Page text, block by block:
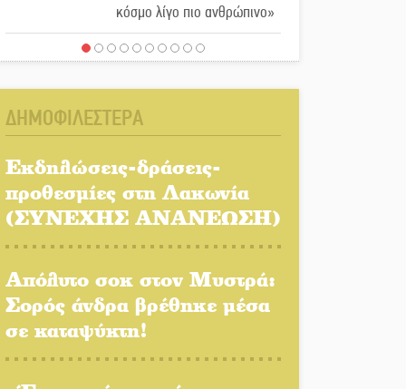
κόσμο λίγο πιο ανθρώπινο»
Χωρίς «διακοπές» η ΕΛΑΣ:
«Έφυγε» ένας γνήσιος
Δάσκαλος και πρωτοπόρος
της Τεχνικής Εκπαίδευσης
στη Λακωνία
«Κλειστά» ανοιχτά προαύλια
στον Δ. Σπάρτης;
Δεκαπενταύγουστος στην
Πετρίνα: Αντάμωμα με
ΔΗΜΟΦΙΛΕΣΤΕΡΑ
Εκδηλώσεις-δράσεις-
προθεσμίες στη Λακωνία
(ΣΥΝΕΧΗΣ ΑΝΑΝΕΩΣΗ)
Απόλυτο σοκ στον Μυστρά:
Σορός άνδρα βρέθηκε μέσα
σε καταψύκτη!